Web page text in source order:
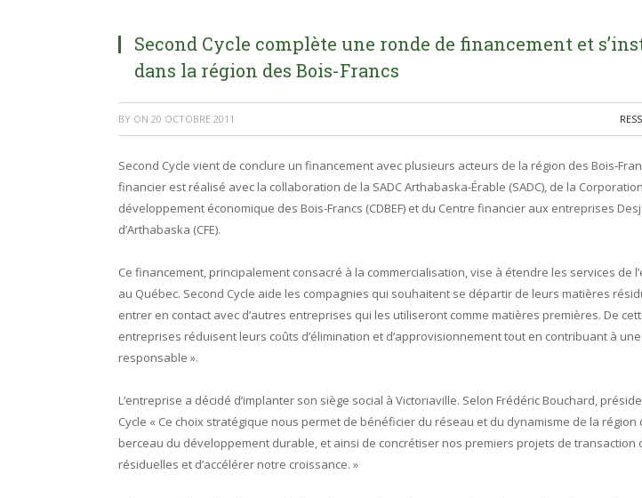
Second Cycle complète une ronde de financement et
dans la région des Bois-Francs
BY ON 20 OCTOBRE 2011
Second Cycle vient de conclure un financement avec plusieurs acteurs de la région des Bois-
financier est réalisé avec la collaboration de la SADC Arthabaska-Érable (SADC), de la
développement économique des Bois-Francs (CDBEF) et du Centre financier aux entreprises
d’Arthabaska (CFE).
Ce financement, principalement consacré à la commercialisation, vise à étendre les services de
au Québec. Second Cycle aide les compagnies qui souhaitent se départir de leurs matières
entrer en contact avec d’autres entreprises qui les utiliseront comme matières premières. De
entreprises réduisent leurs coûts d’élimination et d’approvisionnement tout en contribuant à
responsable ».
L’entreprise a décidé d’implanter son siège social à Victoriaville. Selon Frédéric Bouchard,
Cycle « Ce choix stratégique nous permet de bénéficier du réseau et du dynamisme de la région
berceau du développement durable, et ainsi de concrétiser nos premiers projets de transaction
résiduelles et d’accélérer notre croissance. »